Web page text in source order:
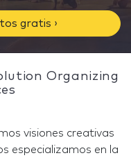
gratis ›
Organizing
visiones creativas
especializamos en la